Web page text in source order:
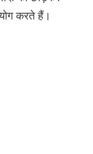
करते हैं।